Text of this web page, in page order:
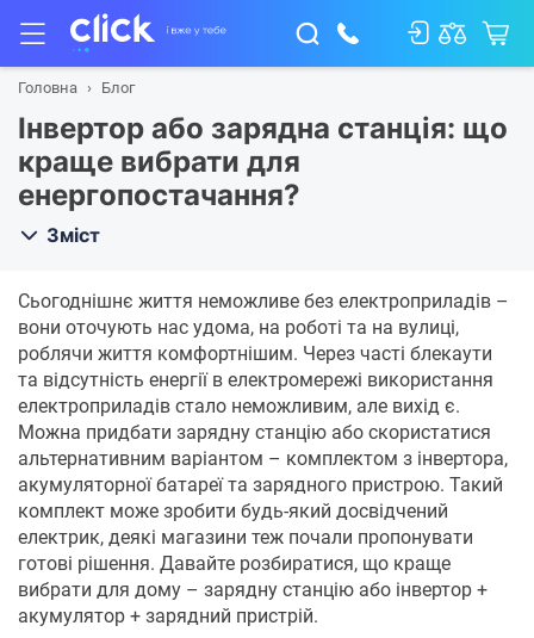
Головна Блог
Інвертор або зарядна станція: що
краще вибрати для
енергопостачання?
Зміст
Сьогоднішнє життя неможливе без електроприладів –
вони оточують нас удома, на роботі та на вулиці,
роблячи життя комфортнішим. Через часті блекаути
та відсутність енергії в електромережі використання
електроприладів стало неможливим, але вихід є.
Можна придбати зарядну станцію або скористатися
альтернативним варіантом – комплектом з інвертора,
акумуляторної батареї та зарядного пристрою. Такий
комплект може зробити будь-який досвідчений
електрик, деякі магазини теж почали пропонувати
готові рішення. Давайте розбиратися, що краще
вибрати для дому – зарядну станцію або інвертор +
акумулятор + зарядний пристрій.